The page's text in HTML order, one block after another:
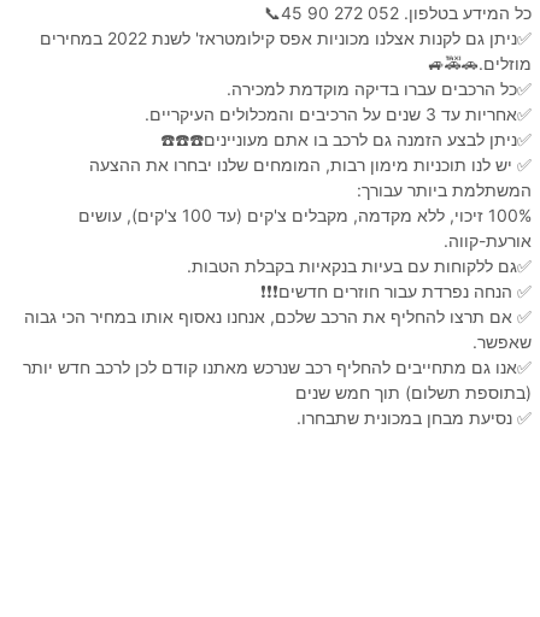
כל המידע בטלפון. 052 272 90 45📞
✅ניתן גם לקנות אצלנו מכוניות אפס קילומטראז' לשנת 2022 במחירים
מוזלים.🚗🚕🚙
✅כל הרכבים עברו בדיקה מוקדמת למכירה.
✅אחריות עד 3 שנים על הרכיבים והמכלולים העיקריים.
✅ניתן לבצע הזמנה גם לרכב בו אתם מעוניינים☎️☎️☎️
✅ יש לנו תוכניות מימון רבות, המומחים שלנו יבחרו את ההצעה
המשתלמת ביותר עבורך:
100% זיכוי, ללא מקדמה, מקבלים צ'קים (עד 100 צ'קים), עושים
אורעת-קווה.
✅גם ללקוחות עם בעיות בנקאיות בקבלת הטבות.
✅ הנחה נפרדת עבור חוזרים חדשים❗️❗️❗️
✅ אם תרצו להחליף את הרכב שלכם, אנחנו נאסוף אותו במחיר הכי גבוה
שאפשר.
✅אנו גם מתחייבים להחליף רכב שנרכש מאתנו קודם לכן לרכב חדש יותר
(בתוספת תשלום) תוך חמש שנים
✅ נסיעת מבחן במכונית שתבחרו.